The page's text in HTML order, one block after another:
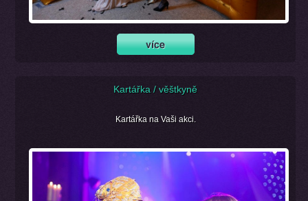
Kartářka / věštkyně
Kartářka na Vaši akci.